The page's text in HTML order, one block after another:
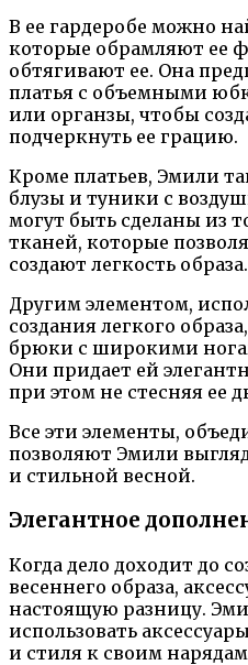
В ее гардеробе можно
которые обрамляют ее
обтягивают ее. Она
платья с объемными
или органзы, чтобы
подчеркнуть ее грацию.
Кроме платьев, Эмили
блузы и туники с
могут быть сделаны из
тканей, которые
создают легкость образа.
Другим элементом,
создания легкого
брюки с широкими
Они придает ей
при этом не стесняя ее
Все эти элементы,
позволяют Эмили
и стильной весной.
Элегантное
Когда дело доходит до
весеннего образа,
настоящую разницу.
использовать
и стиля к своим